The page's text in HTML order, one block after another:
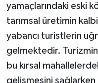
yamaçlarındaki eski
tarımsal üretimin
yabancı turistlerin
gelmektedir.
bu kırsal
gelişmesini